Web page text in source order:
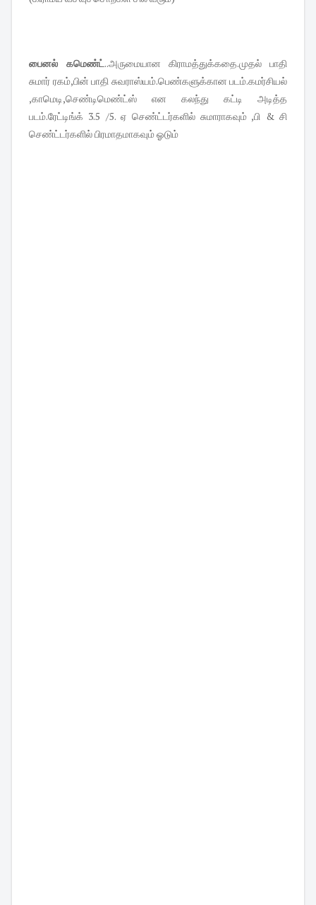
பைனல் கமெண்ட் ..அருமையான கிராமத்துக்கதை.முதல் பாதி
சுமார் ரகம்,பின் பாதி சுவராஸ்யம்.பெண்களுக்கான படம்.கமர்சியல்
,காமெடி,செண்டிமெண்ட்ஸ் என கலந்து கட்டி அடித்த
படம்.ரேட்டிங்க் 3.5 /5. ஏ செண்ட்டர்களில் சுமாராகவும் ,பி & சி
செண்ட்டர்களில் பிரமாதமாகவும் ஓடும்